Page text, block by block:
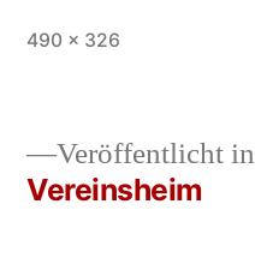
Vollständige
490 × 326
Beitrags-
Veröffentlicht in
Vereinsheim